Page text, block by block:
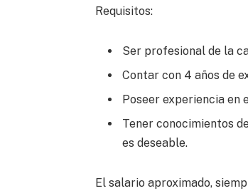
Requisitos:
Ser profesional de la
Contar con 4 años de
Poseer experiencia en
Tener conocimientos
es deseable.
El salario aproximado,